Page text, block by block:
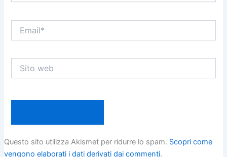
web
Questo sito utilizza Akismet per ridurre lo spam. Scopri come
vengono elaborati i dati derivati dai commenti.